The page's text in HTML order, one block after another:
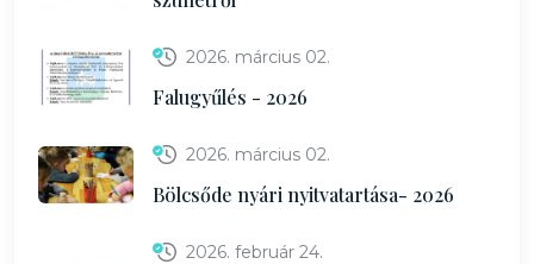
2026. március 02.
Falugyűlés - 2026
2026. március 02.
Bölcsőde nyári nyitvatartása- 2026
2026. február 24.